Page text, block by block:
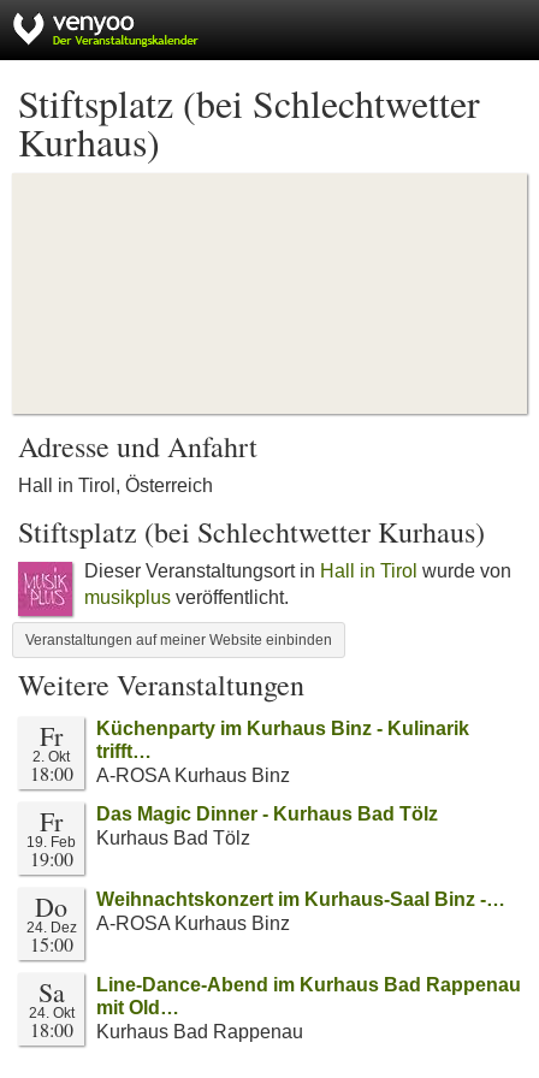
Stiftsplatz (bei Schlechtwetter
Kurhaus)
Adresse und Anfahrt
Hall in Tirol, Österreich
Stiftsplatz (bei Schlechtwetter Kurhaus)
Dieser Veranstaltungsort in Hall in Tirol wurde von
musikplus veröffentlicht.
Veranstaltungen auf meiner Website einbinden
Weitere Veranstaltungen
Fr
2. Okt
18:00
Küchenparty im Kurhaus Binz - Kulinarik
trifft…
A-ROSA Kurhaus Binz
Fr
19. Feb
19:00
Das Magic Dinner - Kurhaus Bad Tölz
Kurhaus Bad Tölz
Do
24. Dez
15:00
Weihnachtskonzert im Kurhaus-Saal Binz -…
A-ROSA Kurhaus Binz
Sa
24. Okt
18:00
Line-Dance-Abend im Kurhaus Bad Rappenau
mit Old…
Kurhaus Bad Rappenau